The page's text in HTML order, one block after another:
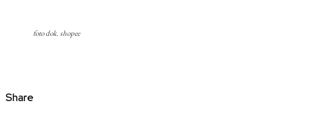
foto dok. shopee
Share